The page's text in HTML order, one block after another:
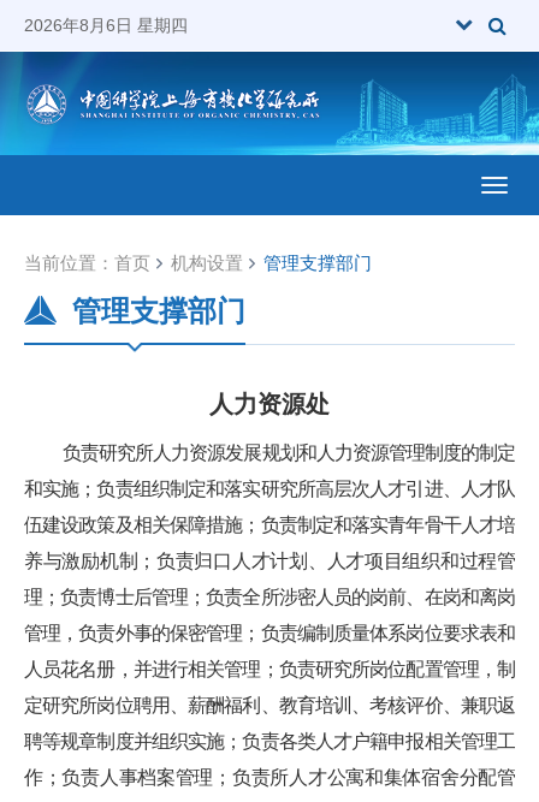
2026年8月6日 星期四
当前位置： 首页 机构设置 管理支撑部门
管理支撑部门
人力资源处
负责研究所人力资源发展规划和人力资源管理制度的制定
和实施；负责组织制定和落实研究所高层次人才引进、人才队
伍建设政策及相关保障措施；负责制定和落实青年骨干人才培
养与激励机制；负责归口人才计划、人才项目组织和过程管
理；负责博士后管理；负责全所涉密人员的岗前、在岗和离岗
管理，负责外事的保密管理；负责编制质量体系岗位要求表和
人员花名册，并进行相关管理；负责研究所岗位配置管理，制
定研究所岗位聘用、薪酬福利、教育培训、考核评价、兼职返
聘等规章制度并组织实施；负责各类人才户籍申报相关管理工
作；负责人事档案管理；负责所人才公寓和集体宿舍分配管